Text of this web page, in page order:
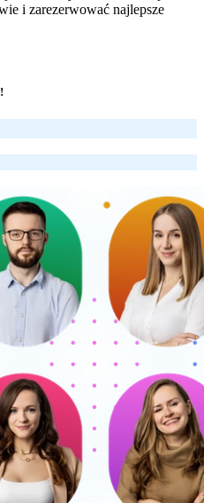
i zarezerwować najlepsze